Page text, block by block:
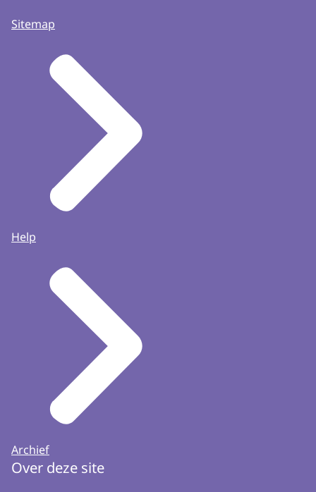
Sitemap
Help
Archief
Over deze site